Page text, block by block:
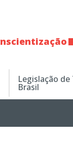
Legislação
Brasil